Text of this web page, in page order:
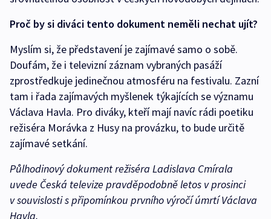
Proč by si diváci tento dokument neměli nechat ujít?
Myslím si, že představení je zajímavé samo o sobě.
Doufám, že i televizní záznam vybraných pasáží
zprostředkuje jedinečnou atmosféru na festivalu. Zazní
tam i řada zajímavých myšlenek týkajících se významu
Václava Havla. Pro diváky, kteří mají navíc rádi poetiku
režiséra Morávka z Husy na provázku, to bude určitě
zajímavé setkání.
Půlhodinový dokument režiséra Ladislava Cmírala
uvede Česká televize pravděpodobně letos v prosinci
v souvislosti s připomínkou prvního výročí úmrtí Václava
Havla.